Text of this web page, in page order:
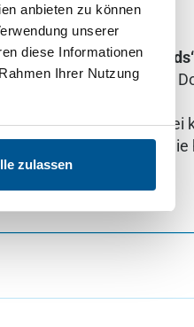
anbieten zu können
unserer
diese Informationen
Ihrer Nutzung
zulassen
Im Reiter
Herunterladen. Der
zur digitalen Datei
bestellen. Wählen